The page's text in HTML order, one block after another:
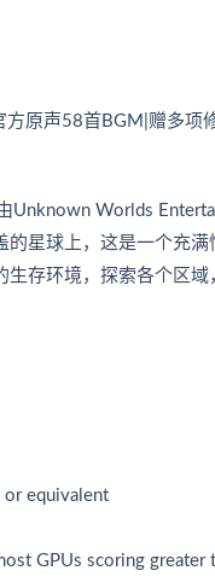
原声58首BGM|赠多项
Unknown Worlds
星球上，这是一个充
存环境，探索各个区
or equivalent
GPUs scoring